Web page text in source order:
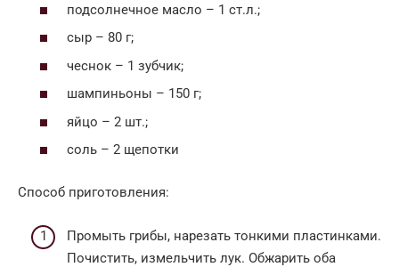
подсолнечное масло – 1 ст.л.;
сыр – 80 г;
чеснок – 1 зубчик;
шампиньоны – 150 г;
яйцо – 2 шт.;
соль – 2 щепотки
Способ приготовления:
Промыть грибы, нарезать тонкими пластинками.
Почистить, измельчить лук. Обжарить оба